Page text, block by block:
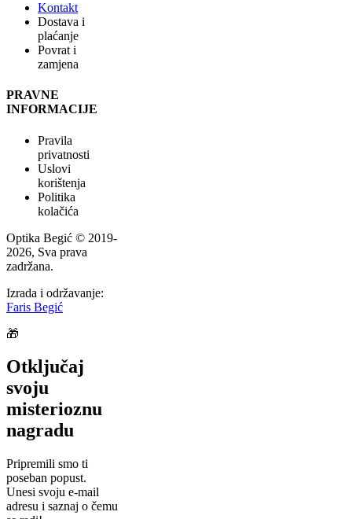
Kontakt
Dostava i
plaćanje
Povrat i
zamjena
PRAVNE
INFORMACIJE
Pravila
privatnosti
Uslovi
korištenja
Politika
kolačića
Optika Begić © 2019-
2026, Sva prava
zadržana.
Izrada i održavanje:
Faris Begić
🎁
Otključaj
svoju
misterioznu
nagradu
Pripremili smo ti
poseban popust.
Unesi svoju e-mail
adresu i saznaj o čemu